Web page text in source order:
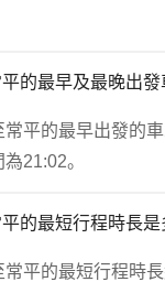
的最早及最晚出發
平的最早出發的
21:02。
的最短行程時長是
平的最短行程時